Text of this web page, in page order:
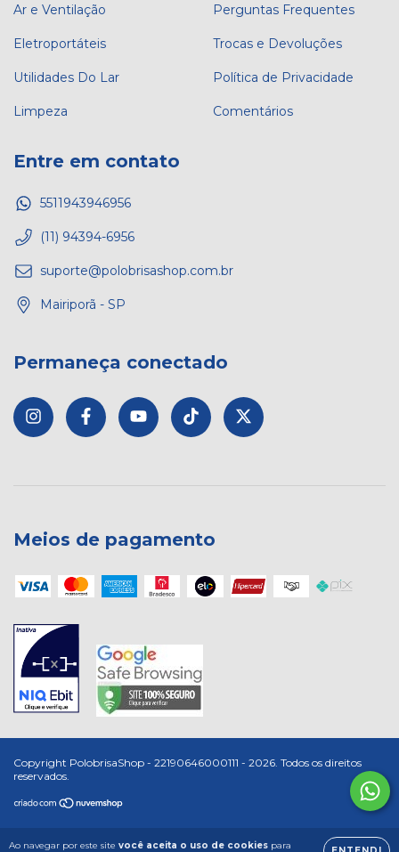
Ao navegar por este site você aceita o uso de cookies para
Ar e Ventilação
Eletroportáteis
Utilidades Do Lar
Limpeza
Perguntas Frequentes
Trocas e Devoluções
Política de Privacidade
Comentários
Entre em contato
5511943946956
(11) 94394-6956
suporte@polobrisashop.com.br
Mairiporã - SP
Permaneça conectado
Meios de pagamento
Copyright PolobrisaShop - 22190646000111 - 2026. Todos os direitos
reservados.